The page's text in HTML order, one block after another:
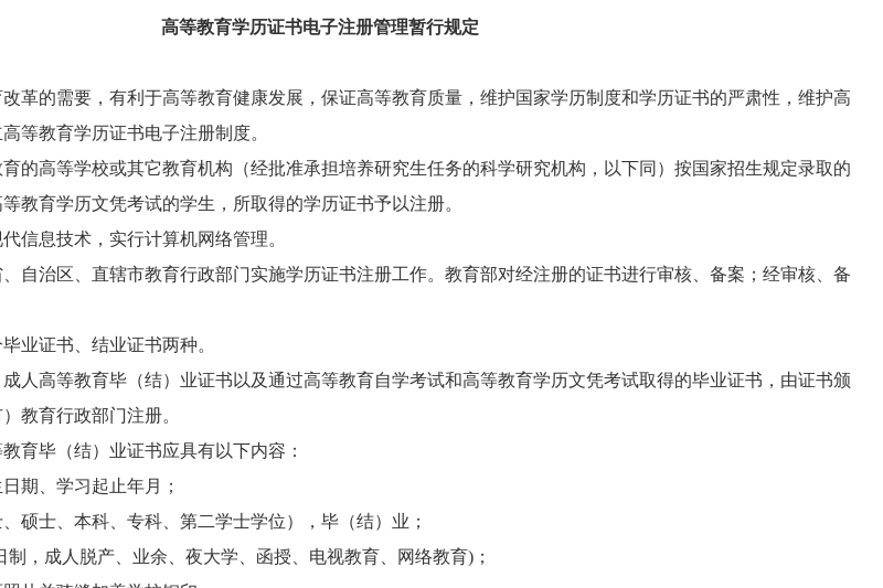
高等教育学历证书电子注册管理暂行规定
革的需要，有利于高等教育健康发展，保证高等教育质量，维护国家学历制度和学历证书的严肃性，维护高
等教育学历证书电子注册制度。
的高等学校或其它教育机构（经批准承担培养研究生任务的科学研究机构，以下同）按国家招生规定录取的
教育学历文凭考试的学生，所取得的学历证书予以注册。
信息技术，实行计算机网络管理。
自治区、直辖市教育行政部门实施学历证书注册工作。教育部对经注册的证书进行审核、备案；经审核、备
业证书、结业证书两种。
人高等教育毕（结）业证书以及通过高等教育自学考试和高等教育学历文凭考试取得的毕业证书，由证书颁
教育行政部门注册。
育毕（结）业证书应具有以下内容：
、学习起止年月；
士、本科、专科、第二学士学位），毕（结）业；
成人脱产、业余、夜大学、函授、电视教育、网络教育)；